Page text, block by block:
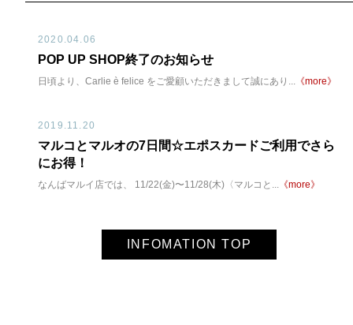
2020.04.06
POP UP SHOP終了のお知らせ
日頃より、Carlie è felice をご愛顧いただきまして誠にあり... 《more》
2019.11.20
マルコとマルオの7日間☆エポスカードご利用でさら
にお得！
なんばマルイ店では、 11/22(金)〜11/28(木)〈マルコと... 《more》
INFOMATION TOP